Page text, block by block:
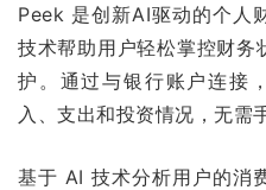
Peek 是创新AI驱动的个人
技术帮助用户轻松掌控财务
护。通过与银行账户连接
入、支出和投资情况，无需
基于 AI 技术分析用户的消